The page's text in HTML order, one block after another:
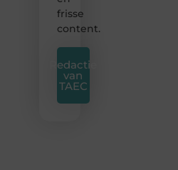
frisse
content.
Redactie
van
TAEC